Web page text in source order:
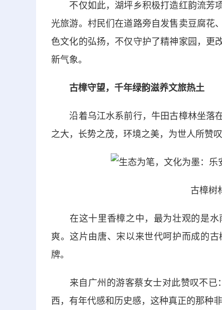
不仅如此，湖坪乡积极打造红韵流芳项
光旅游。村民们在道路旁自发售卖豆腐花
色文化的弘扬，不仅守护了精神家园，更
新气象。
古樟守望，千年绿韵滋养文旅热土
沿着乌江水系前行，牛田古樟林坐落在
之大，长势之茂，环境之美，为世人所赞叹
古樟树
在这十里香樟之中，最为壮观的是水
爽。这片由唐、宋以来世代呵护而成的
牌。
来自广州的游客蔡女士对此赞叹不已
西，有年代感和历史感，这种真正的那种